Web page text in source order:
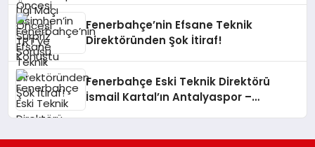
Fenerbahçe’nin Efsane Teknik
Direktöründen Şok İtiraf!
Fenerbahçe Eski Teknik Direktörü
İsmail Kartal’ın Antalyaspor –